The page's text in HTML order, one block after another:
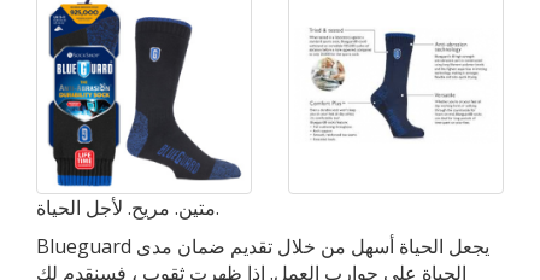
متين. مريح. لأجل الحياة.
Blueguard يجعل الحياة أسهل من خلال تقديم ضمان مدى
الحياة على جوارب العمل. إذا ظهرت ثقوب ، فسنقدم لك